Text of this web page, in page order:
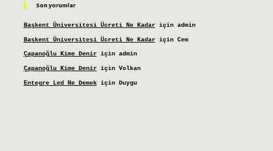
Son yorumlar
Başkent Üniversitesi Ücreti Ne Kadariçin admin
Başkent Üniversitesi Ücreti Ne Kadariçin Cem
Çapanoğlu Kime Deniriçin admin
Çapanoğlu Kime Deniriçin Volkan
Entegre Led Ne Demekiçin Duygu